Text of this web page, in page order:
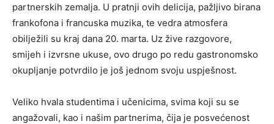
partnerskih zemalja. U pratnji ovih delicija, pažljivo birana
frankofona i francuska muzika, te vedra atmosfera
obilježili su kraj dana 20. marta. Uz žive razgovore,
smijeh i izvrsne ukuse, ovo drugo po redu gastronomsko
okupljanje potvrdilo je još jednom svoju uspješnost.
Veliko hvala studentima i učenicima, svima koji su se
angažovali, kao i našim partnerima, čija je posvećenost